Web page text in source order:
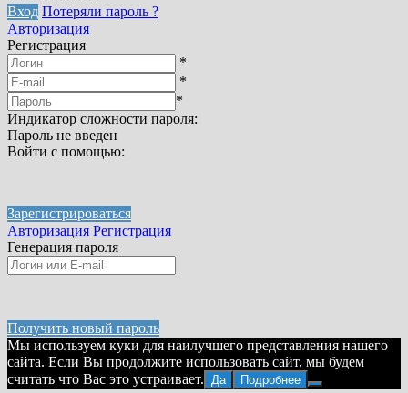
Вход Потеряли пароль ?
Авторизация
Регистрация
*
*
*
Индикатор сложности пароля:
Пароль не введен
Войти с помощью:
Зарегистрироваться
Авторизация Регистрация
Генерация пароля
Получить новый пароль
Мы используем куки для наилучшего представления нашего
сайта. Если Вы продолжите использовать сайт, мы будем
считать что Вас это устраивает.
Да Подробнее